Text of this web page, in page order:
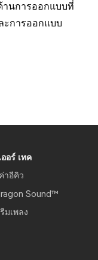
านการออกแบบที่
ะการออกแบบ
ออร์ เทค
าอีคิว
Sound™
มเพลง